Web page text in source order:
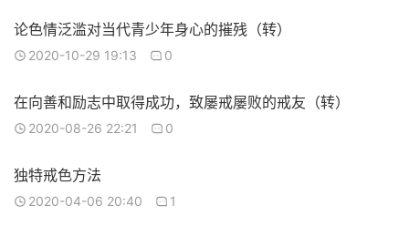
论色情泛滥对当代青少年身心的摧残（转）
2020-10-29 19:13 0
在向善和励志中取得成功，致屡戒屡败的戒友（转）
2020-08-26 22:21 0
独特戒色方法
2020-04-06 20:40 1